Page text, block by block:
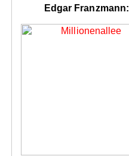
Edgar Franzmann: